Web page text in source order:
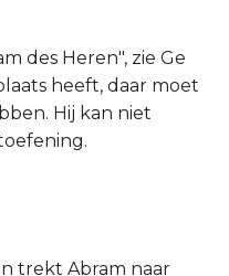
des Heren", zie Ge
heeft, daar moet
Hij kan niet
trekt Abram naar